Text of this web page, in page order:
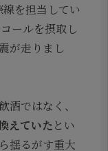
を担当してい
ールを摂取し
が走りまし
ではなく、
えていたとい
揺るがす重大